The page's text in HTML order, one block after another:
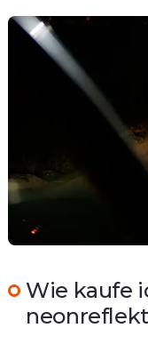
Wie kaufe